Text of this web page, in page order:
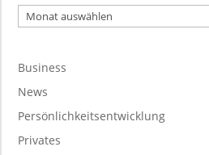
Archiv
Business
News
Persönlichkeitsentwicklung
Privates